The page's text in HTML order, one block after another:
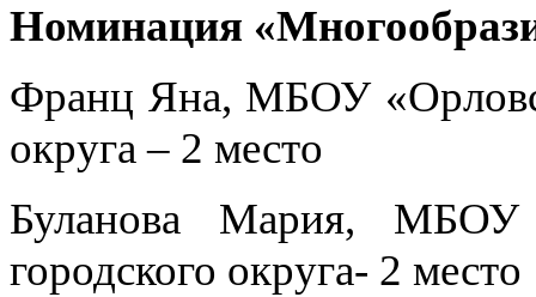
Номинация
Франц Яна, МБОУ
округа – 2 место
Буланова Мария, МБОУ
городского округа- 2 место